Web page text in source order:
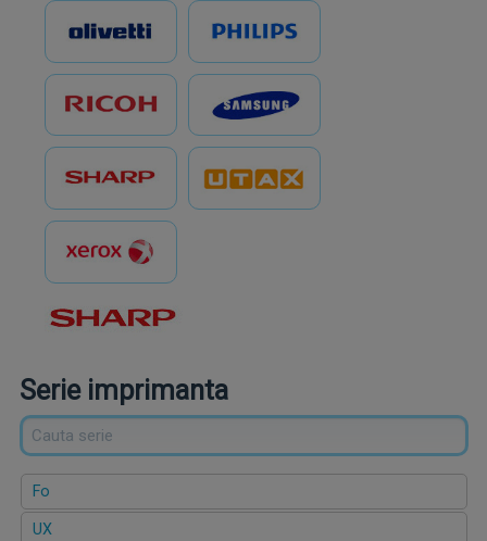
Serie imprimanta
Fo
UX